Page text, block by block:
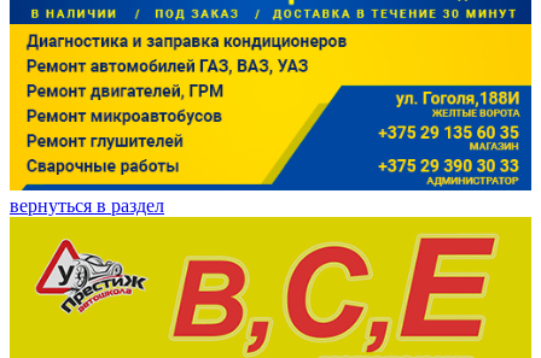
вернуться в раздел